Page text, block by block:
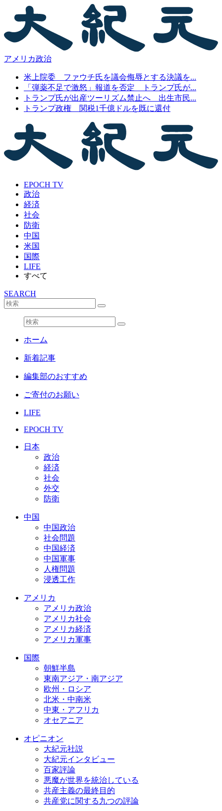
アメリカ政治
米上院委 ファウチ氏を議会侮辱とする決議を...
「弾薬不足で激怒」報道を否定 トランプ氏が...
トランプ氏が出産ツーリズム禁止へ 出生市民...
トランプ政権 関税1千億ドルを既に還付
EPOCH TV
政治
経済
社会
防衛
中国
米国
国際
LIFE
すべて
SEARCH
ホーム
新着記事
編集部のおすすめ
ご寄付のお願い
LIFE
EPOCH TV
日本
政治
経済
社会
外交
防衛
中国
中国政治
社会問題
中国経済
中国軍事
人権問題
浸透工作
アメリカ
アメリカ政治
アメリカ社会
アメリカ経済
アメリカ軍事
国際
朝鮮半島
東南アジア・南アジア
欧州・ロシア
北米・中南米
中東・アフリカ
オセアニア
オピニオン
大紀元社説
大紀元インタビュー
百家評論
悪魔が世界を統治している
共産主義の最終目的
共産党に関する九つの評論